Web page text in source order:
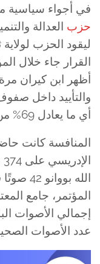
في أجواء سياسية
حزب العدالة
ليقود الحزب
القرار جاء خلال
أظهر ابن كيران
أي ما يعادل 69% من إجمالي الأصوات الصحيحة.
المنافسة كانت
المؤتمر، جامع
عدد الأصوات الصحيحة